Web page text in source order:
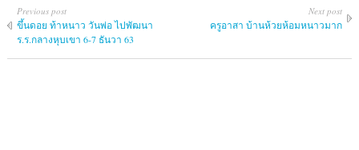
Previous post
ขึ้นดอย ท้าหนาว วันพ่อ ไปพัฒนา
ร.ร.กลางหุบเขา 6-7 ธันวา 63
Next post
ครูอาสา บ้านห้วยห้อมหนาวมาก